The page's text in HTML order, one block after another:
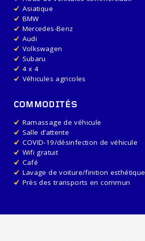
Asiatique
BMW
Mercedes-Benz
Audi
Volkswagen
Subaru
4 x 4
Véhicules agricoles
COMMODITÉS
Ramassage de véhicule
Salle d’attente
COVID-19/désinfection de véhicule
Wifi gratuit
Café
Lavage de voiture/finition esthétique
Près des transports en commun